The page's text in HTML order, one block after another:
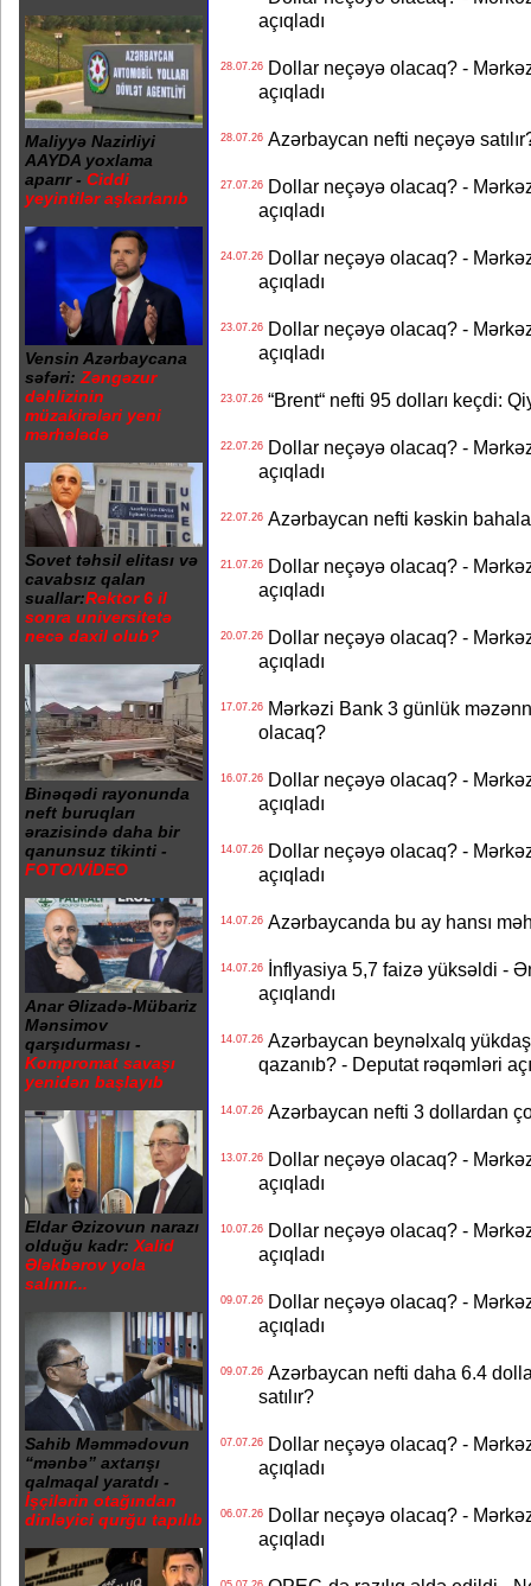
Maliyyə Nazirliyi
AAYDA yoxlama
aparır - Ciddi
yeyintilər aşkarlanıb
Vensin Azərbaycana
səfəri: Zəngəzur
dəhlizinin
müzakirələri yeni
mərhələdə
Sovet təhsil elitası və
cavabsız qalan
suallar:Rektor 6 il
sonra universitetə
necə daxil olub?
Binəqədi rayonunda
neft buruqları
ərazisində daha bir
qanunsuz tikinti -
FOTO/VİDEO
Anar Əlizadə-Mübariz
Mənsimov
qarşıdurması -
Kompromat savaşı
yenidən başlayıb
Eldar Əzizovun narazı
olduğu kadr: Xalid
Ələkbərov yola
salınır...
Sahib Məmmədovun
“mənbə” axtarışı
qalmaqal yaratdı -
İşçilərin otağından
dinləyici qurğu tapılıb
açıqladı
28.07.26Dollar neçəyə olacaq? -
açıqladı
28.07.26Azərbaycan nefti neçəyə
27.07.26Dollar neçəyə olacaq? -
açıqladı
24.07.26Dollar neçəyə olacaq? -
açıqladı
23.07.26Dollar neçəyə olacaq? -
açıqladı
23.07.26“Brent“ nefti 95 dolları keçdi:
22.07.26Dollar neçəyə olacaq? -
açıqladı
22.07.26Azərbaycan nefti kəskin
21.07.26Dollar neçəyə olacaq? -
açıqladı
20.07.26Dollar neçəyə olacaq? -
açıqladı
17.07.26Mərkəzi Bank 3 günlük
olacaq?
16.07.26Dollar neçəyə olacaq? -
açıqladı
14.07.26Dollar neçəyə olacaq? -
açıqladı
14.07.26Azərbaycanda bu ay hansı
14.07.26İnflyasiya 5,7 faizə yüksəldi -
açıqlandı
14.07.26Azərbaycan beynəlxalq
qazanıb? - Deputat rəqəmləri
14.07.26Azərbaycan nefti 3 dollardan
13.07.26Dollar neçəyə olacaq? -
açıqladı
10.07.26Dollar neçəyə olacaq? -
açıqladı
09.07.26Dollar neçəyə olacaq? -
açıqladı
09.07.26Azərbaycan nefti daha 6.4
satılır?
07.07.26Dollar neçəyə olacaq? -
açıqladı
06.07.26Dollar neçəyə olacaq? -
açıqladı